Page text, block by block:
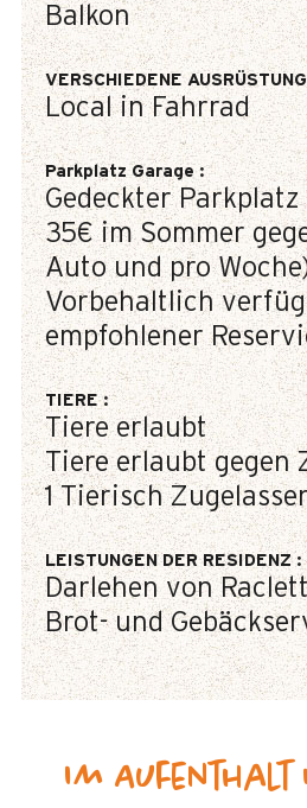
Balkon
VERSCHIEDENE
Local in Fahrrad
Parkplatz Garage:
Gedeckter Parkplatz
35€ im Sommer
Auto und pro
Vorbehaltlich
empfohlener
TIERE:
Tiere erlaubt
Tiere erlaubt gegen
1 Tierisch
LEISTUNGEN DER RESIDENZ:
Darlehen von
Brot- und
Im Aufenthalt